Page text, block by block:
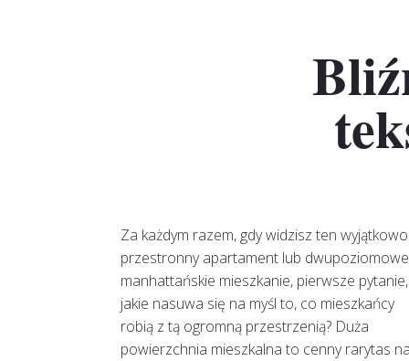
Za każdym razem, gdy widzisz ten wyjątkowo
przestronny apartament lub dwupoziomowe
manhattańskie mieszkanie, pierwsze pytanie,
jakie nasuwa się na myśl to, co mieszkańcy
robią z tą ogromną przestrzenią? Duża
powierzchnia mieszkalna to cenny rarytas